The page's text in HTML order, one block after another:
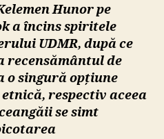
Hunor pe
a încins spiritele
UDMR, după ce
recensământul de
o singură opțiune
respectiv aceea
se simt